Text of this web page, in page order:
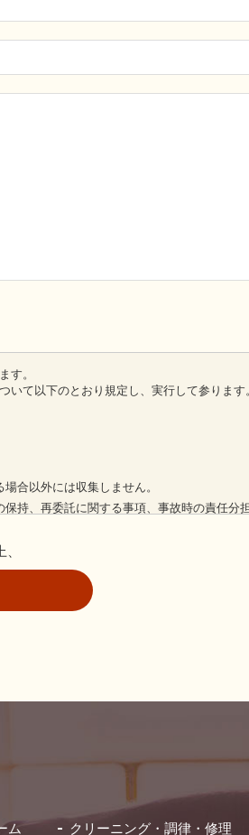
す。
て以下のとおり規定し、実行して参ります
合以外には収集しません。
持、再委託に関する事項、事故時の責任分
失・破壊・改ざんおよび漏洩等を防止する
ム クリーニング・調律・修理